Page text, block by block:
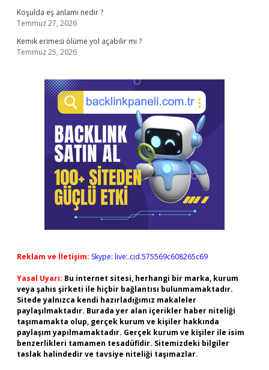
Koşulda eş anlamı nedir ?
Temmuz 27, 2026
Kemik erimesi ölüme yol açabilir mi ?
Temmuz 25, 2026
Reklam ve İletişim: Skype: live:.cid.575569c608265c69
Yasal Uyarı: Bu internet sitesi, herhangi bir marka, kurum
veya şahıs şirketi ile hiçbir bağlantısı bulunmamaktadır.
Sitede yalnızca kendi hazırladığımız makaleler
paylaşılmaktadır. Burada yer alan içerikler haber niteliği
taşımamakta olup, gerçek kurum ve kişiler hakkında
paylaşım yapılmamaktadır. Gerçek kurum ve kişiler ile isim
benzerlikleri tamamen tesadüfidir. Sitemizdeki bilgiler
taslak halindedir ve tavsiye niteliği taşımazlar.